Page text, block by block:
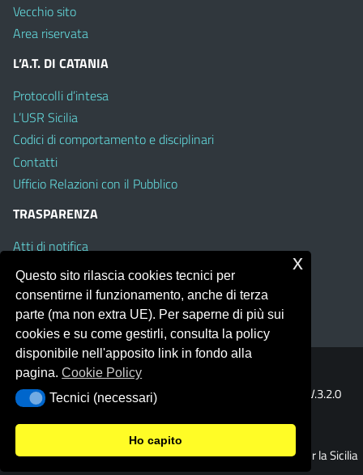
Vecchio sito
Area riservata
L’A.T. DI CATANIA
Protocolli d’intesa
L’USR Sicilia
Codici di comportamento e disciplinari
Contatti
Ufficio Relazioni con il Pubblico
TRASPARENZA
Atti di notifica
Albo on line
Amministrazione Trasparente
Obiettivi di Accessibilità
Portale realizzato con la piattaforma
Template Italia configurato sul tema accessibile
V.3.2.0
(Mizar)
© 2026 Ufficio Scolastico Regionale per la Sicilia
Questo sito rilascia cookies tecnici per
consentirne il funzionamento, anche di terza
parte (ma non extra UE). Per saperne di più sui
cookies e su come gestirli, consulta la policy
disponibile nell'apposito link in fondo alla
pagina.Cookie Policy
Tecnici (necessari)
Tecnici (necessari)
Ho capito
x